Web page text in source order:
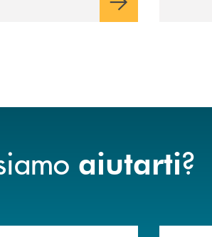
aiutarti?